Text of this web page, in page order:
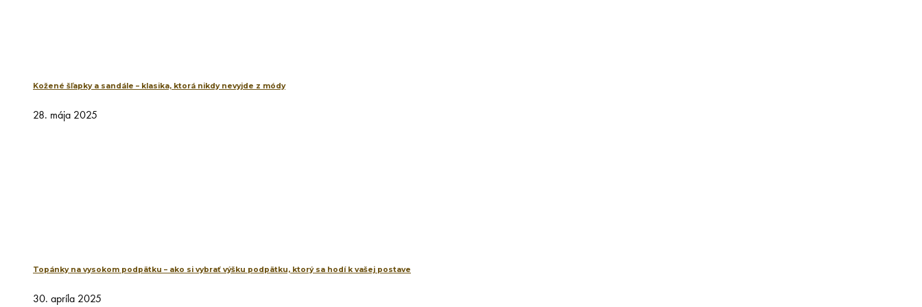
Kožené šľapky a sandále – klasika, ktorá nikdy nevyjde z módy
28. mája 2025
Topánky na vysokom podpätku – ako si vybrať výšku podpätku, ktorý sa hodí k vašej postave
30. apríla 2025